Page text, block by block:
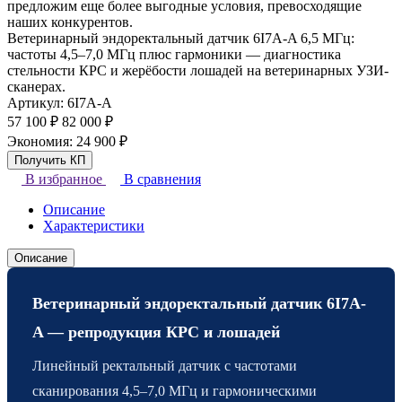
предложим еще более выгодные условия, превосходящие
наших конкурентов.
Ветеринарный эндоректальный датчик 6I7A-A 6,5 МГц:
частоты 4,5–7,0 МГц плюс гармоники — диагностика
стельности КРС и жерёбости лошадей на ветеринарных УЗИ-
сканерах.
Артикул: 6I7A-A
57 100 ₽ 82 000 ₽
Экономия: 24 900 ₽
В избранное
В сравнения
Описание
Характеристики
Описание
Ветеринарный эндоректальный датчик 6I7A-
A — репродукция КРС и лошадей
Линейный ректальный датчик с частотами
сканирования 4,5–7,0 МГц и гармоническими